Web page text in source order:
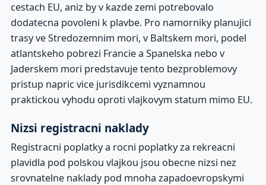
cestach EU, aniz by v kazde zemi potrebovalo
dodatecna povoleni k plavbe. Pro namorniky planujici
trasy ve Stredozemnim mori, v Baltskem mori, podel
atlantskeho pobrezi Francie a Spanelska nebo v
Jaderskem mori predstavuje tento bezproblemovy
pristup napric vice jurisdikcemi vyznamnou
praktickou vyhodu oproti vlajkovym statum mimo EU.
Nizsi registracni naklady
Registracni poplatky a rocni poplatky za rekreacni
plavidla pod polskou vlajkou jsou obecne nizsi nez
srovnatelne naklady pod mnoha zapadoevropskymi